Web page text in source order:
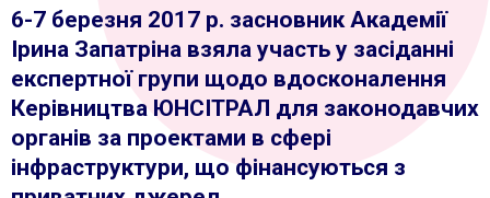
6-7 березня 2017 р. засновник Академії
Ірина Запатріна взяла участь у засіданні
експертної групи щодо вдосконалення
Керівництва ЮНСІТРАЛ для законодавчих
органів за проектами в сфері
інфраструктури, що фінансуються з